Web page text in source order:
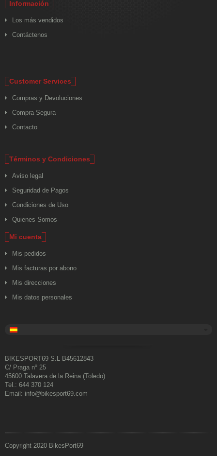
Información
Los más vendidos
Contáctenos
Customer Services
Compras y Devoluciones
Compra Segura
Contacto
Términos y Condiciones
Aviso legal
Seguridad de Pagos
Condiciones de Uso
Quienes Somos
Mi cuenta
Mis pedidos
Mis facturas por abono
Mis direcciones
Mis datos personales
BIKESPORT69 S.L B45612843
C/ Praga nº 25
45600 Talavera de la Reina (Toledo)
Tel.: 644 370 124
Email: info@bikesport69.com
Copyright 2020 BikesPort69